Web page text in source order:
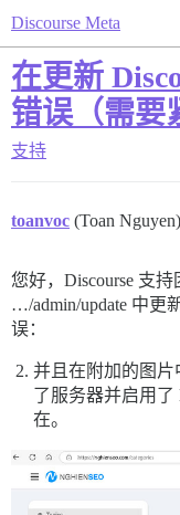
Discourse Meta
在更新
错误（需要
支持
toanvoc (Toan Nguyen)
您好，Discourse 支
…/admin/update 中更
误：
并且在附加的图
了服务器并启用了
在。